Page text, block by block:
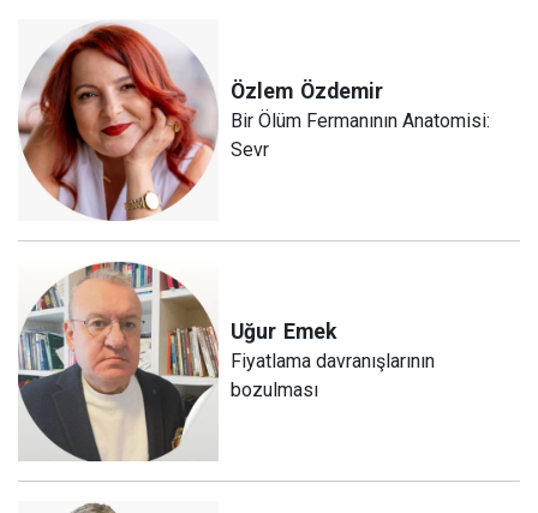
Özlem Özdemir
Bir Ölüm Fermanının Anatomisi:
Sevr
Uğur Emek
Fiyatlama davranışlarının
bozulması